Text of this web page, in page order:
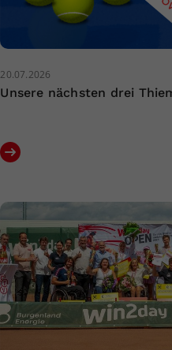
20.07.2026
Unsere nächsten drei